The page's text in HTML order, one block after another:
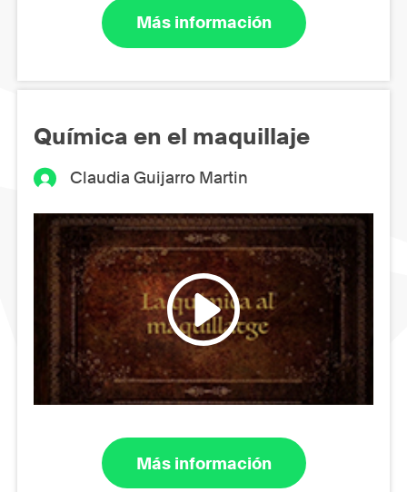
Más información
Química en el maquillaje
Claudia Guijarro Martin
Más información